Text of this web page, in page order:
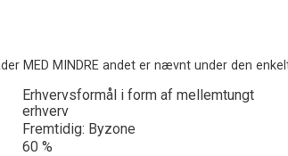
MED MINDRE andet er nævnt under den
Erhvervsformål i form af mellemtungt
erhverv
Fremtidig: Byzone
60 %